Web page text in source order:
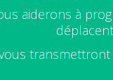
aiderons à